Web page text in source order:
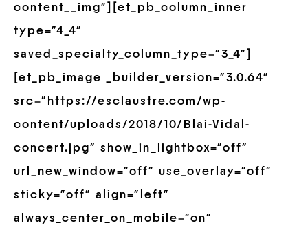
content__img”][et_pb_column_inner
type=”4_4″
saved_specialty_column_type=”3_4″]
[et_pb_image _builder_version=”3.0.64″
src=”https://esclaustre.com/wp-
content/uploads/2018/10/Blai-Vidal-
concert.jpg” show_in_lightbox=”off”
url_new_window=”off” use_overlay=”off”
sticky=”off” align=”left”
always_center_on_mobile=”on”